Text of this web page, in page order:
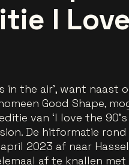
I
the air', want naast
Good Shape,
van ‘I love the
De hitformatie rond
2023 af naar
af te knallen